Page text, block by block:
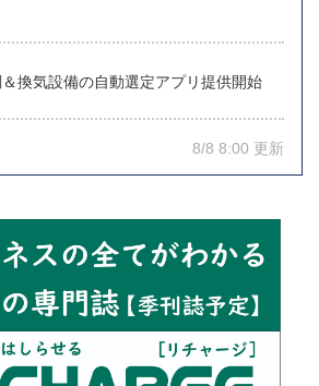
換気設備の自動選定アプリ提供開始
8/8 8:00 更新